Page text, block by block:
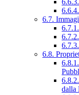
6.7.
6.8.
dalla